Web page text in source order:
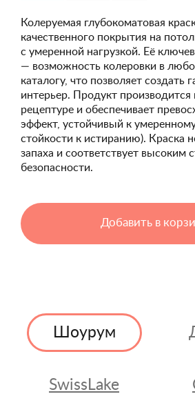
Колеруемая глубокоматовая
качественного покрытия на
с умеренной нагрузкой. Её
— возможность колеровки в
каталогу, что позволяет создать
интерьер. Продукт
рецептуре и обеспечивает
эффект, устойчивый к
стойкости к истиранию). Краска
запаха и соответствует высоким
безопасности.
Добавить в
Шоурум
SwissLake